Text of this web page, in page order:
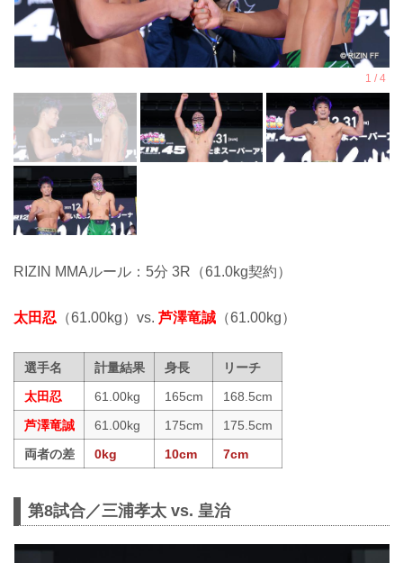
RIZIN MMAルール：5分 3R（61.0kg契約）
太田忍 （61.00kg）vs. 芦澤竜誠 （61.00kg）
選手名 計量結果 身長
リーチ
太田忍
61.00kg 165cm
168.5cm
芦澤竜誠
61.00kg 175cm
175.5cm
両者の差
0kg 10cm 7cm
第8試合／三浦孝太 vs. 皇治